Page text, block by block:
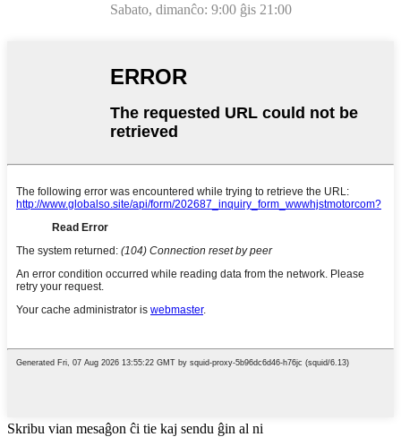
Sabato, dimanĉo: 9:00 ĝis 21:00
Skribu vian mesaĝon ĉi tie kaj sendu ĝin al ni